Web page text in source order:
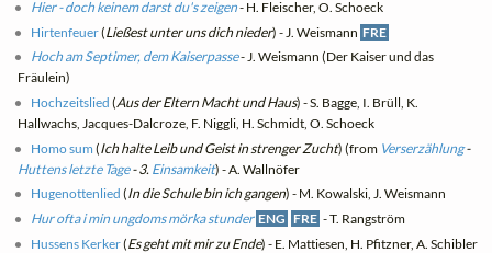
Hier - doch keinem darst du's zeigen- H. Fleischer, O. Schoeck
Hirtenfeuer(Ließest unter uns dich nieder) - J. Weismann FRE
Hoch am Septimer, dem Kaiserpasse- J. Weismann (Der Kaiser und das
Fräulein)
Hochzeitslied (Aus der Eltern Macht und Haus) - S. Bagge, I. Brüll, K.
Hallwachs, Jacques-Dalcroze, F. Niggli, H. Schmidt, O. Schoeck
Homo sum (Ich halte Leib und Geist in strenger Zucht) (from Verserzählung-
Huttens letzte Tage- 3. Einsamkeit) - A. Wallnöfer
Hugenottenlied (In die Schule bin ich gangen) - M. Kowalski, J. Weismann
Hur ofta i min ungdoms mörka stunder ENG FRE - T. Rangström
Hussens Kerker(Es geht mit mir zu Ende) - E. Mattiesen, H. Pfitzner, A. Schibler